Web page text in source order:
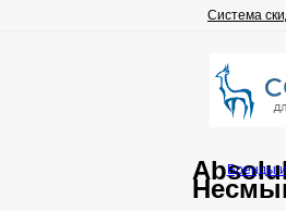
Система
Бренды